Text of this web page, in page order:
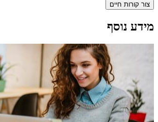
צור קורות חיים
מידע נוסף